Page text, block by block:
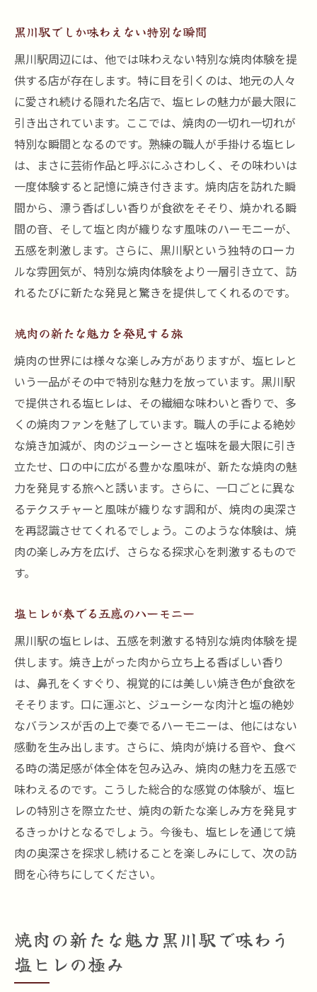
黒川駅でしか味わえない特別な瞬間
黒川駅周辺には、他では味わえない特別な焼肉体験を提
供する店が存在します。特に目を引くのは、地元の人々
に愛され続ける隠れた名店で、塩ヒレの魅力が最大限に
引き出されています。ここでは、焼肉の一切れ一切れが
特別な瞬間となるのです。熟練の職人が手掛ける塩ヒレ
は、まさに芸術作品と呼ぶにふさわしく、その味わいは
一度体験すると記憶に焼き付きます。焼肉店を訪れた瞬
間から、漂う香ばしい香りが食欲をそそり、焼かれる瞬
間の音、そして塩と肉が織りなす風味のハーモニーが、
五感を刺激します。さらに、黒川駅という独特のローカ
ルな雰囲気が、特別な焼肉体験をより一層引き立て、訪
れるたびに新たな発見と驚きを提供してくれるのです。
焼肉の新たな魅力を発見する旅
焼肉の世界には様々な楽しみ方がありますが、塩ヒレと
いう一品がその中で特別な魅力を放っています。黒川駅
で提供される塩ヒレは、その繊細な味わいと香りで、多
くの焼肉ファンを魅了しています。職人の手による絶妙
な焼き加減が、肉のジューシーさと塩味を最大限に引き
立たせ、口の中に広がる豊かな風味が、新たな焼肉の魅
力を発見する旅へと誘います。さらに、一口ごとに異な
るテクスチャーと風味が織りなす調和が、焼肉の奥深さ
を再認識させてくれるでしょう。このような体験は、焼
肉の楽しみ方を広げ、さらなる探求心を刺激するもので
す。
塩ヒレが奏でる五感のハーモニー
黒川駅の塩ヒレは、五感を刺激する特別な焼肉体験を提
供します。焼き上がった肉から立ち上る香ばしい香り
は、鼻孔をくすぐり、視覚的には美しい焼き色が食欲を
そそります。口に運ぶと、ジューシーな肉汁と塩の絶妙
なバランスが舌の上で奏でるハーモニーは、他にはない
感動を生み出します。さらに、焼肉が焼ける音や、食べ
る時の満足感が体全体を包み込み、焼肉の魅力を五感で
味わえるのです。こうした総合的な感覚の体験が、塩ヒ
レの特別さを際立たせ、焼肉の新たな楽しみ方を発見す
るきっかけとなるでしょう。今後も、塩ヒレを通じて焼
肉の奥深さを探求し続けることを楽しみにして、次の訪
問を心待ちにしてください。
焼肉の新たな魅力黒川駅で味わう
塩ヒレの極み